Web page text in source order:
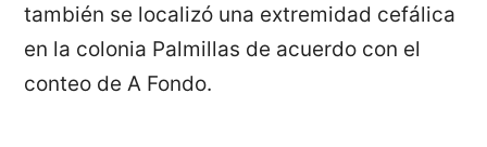
también se localizó una extremidad cefálica
en la colonia Palmillas de acuerdo con el
conteo de A Fondo.